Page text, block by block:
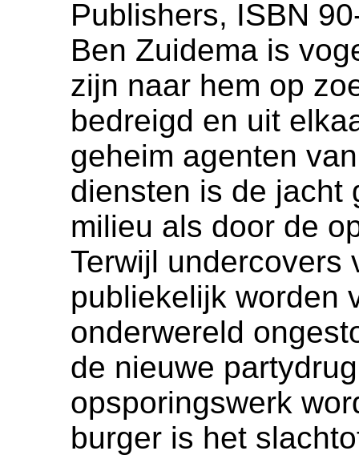
Publishers, ISBN
Ben Zuidema is
zijn naar hem op
bedreigd en uit
geheim agenten
diensten is de jacht
milieu als door de
Terwijl undercovers
publiekelijk worden
onderwereld
de nieuwe
opsporingswerk
burger is het